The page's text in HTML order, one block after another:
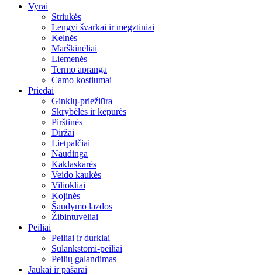
Vyrai
Striukės
Lengvi švarkai ir megztiniai
Kelnės
Marškinėliai
Liemenės
Termo apranga
Camo kostiumai
Priedai
Ginklų-priežiūra
Skrybėlės ir kepurės
Pirštinės
Diržai
Lietpalčiai
Naudinga
Kaklaskarės
Veido kaukės
Viliokliai
Kojinės
Šaudymo lazdos
Žibintuvėliai
Peiliai
Peiliai ir durklai
Sulankstomi-peiliai
Peilių galandimas
Jaukai ir pašarai